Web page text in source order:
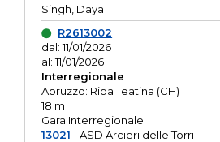
Singh, Daya
R2613002
dal: 11/01/2026
al: 11/01/2026
Interregionale
Abruzzo: Ripa Teatina (CH)
18 m
Gara Interregionale
13021 - ASD Arcieri delle Torri